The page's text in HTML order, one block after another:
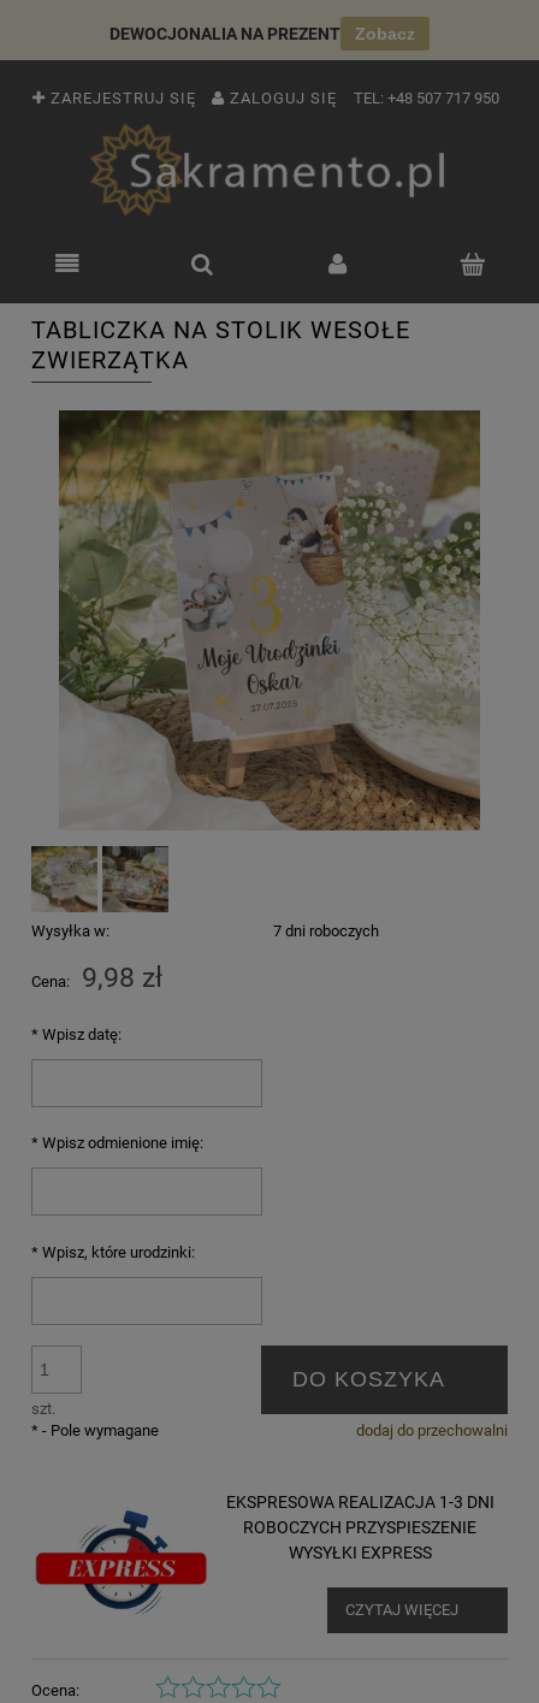
DEWOCJONALIA NA PREZENT Zobacz
ZAREJESTRUJ SIĘ ZALOGUJ SIĘ TEL: +48 507 717 950
TABLICZKA NA STOLIK WESOŁE
ZWIERZĄTKA
Wysyłka w: 7 dni roboczych
Cena: 9,98 zł
* Wpisz datę:
* Wpisz odmienione imię:
* Wpisz, które urodzinki:
szt.
DO KOSZYKA
dodaj do przechowalni
* - Pole wymagane
EKSPRESOWA REALIZACJA 1-3 DNI
ROBOCZYCH PRZYSPIESZENIE
WYSYŁKI EXPRESS
CZYTAJ WIĘCEJ
Ocena: